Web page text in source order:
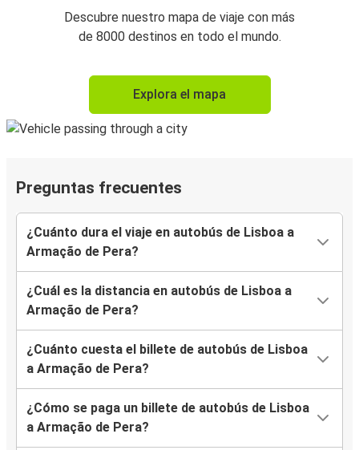
Descubre nuestro mapa de viaje con más
de 8000 destinos en todo el mundo.
Explora el mapa
Preguntas frecuentes
¿Cuánto dura el viaje en autobús de Lisboa a
Armação de Pera?
¿Cuál es la distancia en autobús de Lisboa a
Armação de Pera?
¿Cuánto cuesta el billete de autobús de Lisboa
a Armação de Pera?
¿Cómo se paga un billete de autobús de Lisboa
a Armação de Pera?